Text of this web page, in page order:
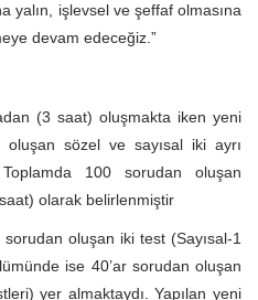
yalın, işlevsel ve şeffaf olmasına
devam edeceğiz.”
(3 saat) oluşmakta iken yeni
sözel ve sayısal iki ayrı
100 sorudan oluşan
olarak belirlenmiştir
sorudan oluşan iki test (Sayısal-1
ise 40’ar sorudan oluşan
yer almaktaydı. Yapılan yeni